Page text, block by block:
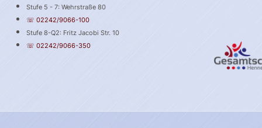
Stufe 5 - 7: Wehrstraße 80
☏ 02242/9066-100
Stufe 8-Q2: Fritz Jacobi Str. 10
☏ 02242/9066-350